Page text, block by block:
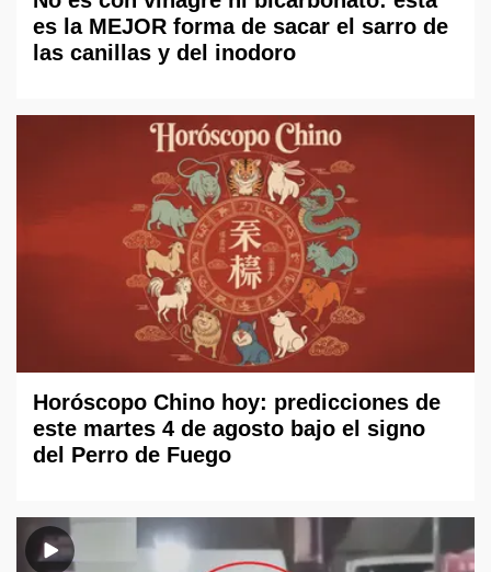
es la MEJOR forma de sacar el sarro de
las canillas y del inodoro
Horóscopo Chino hoy: predicciones de
este martes 4 de agosto bajo el signo
del Perro de Fuego